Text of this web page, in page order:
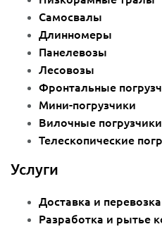
Самосвалы
Длинномеры
Панелевозы
Лесовозы
Фронтальные
Мини-погрузчики
Вилочные погрузчики
Телескопические
Услуги
Доставка и
Разработка и рытье